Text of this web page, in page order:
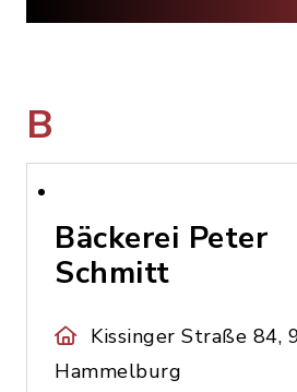
B
Bäckerei Peter
Schmitt
Kissinger Straße 84,
Hammelburg